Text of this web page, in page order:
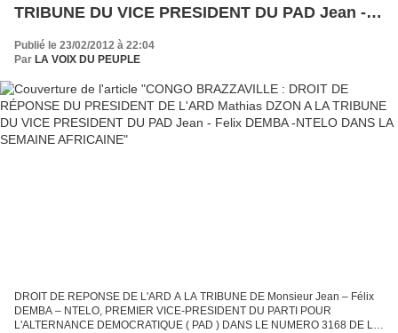
TRIBUNE DU VICE PRESIDENT DU PAD Jean -
AFRICAINE
Publié le 23/02/2012 à 22:04
Par LA VOIX DU PEUPLE
DROIT DE REPONSE DE L'ARD A LA TRIBUNE DE Monsieur Jean – Félix
DEMBA – NTELO, PREMIER VICE-PRESIDENT DU PARTI POUR
L'ALTERNANCE DEMOCRATIQUE ( PAD ) DANS LE NUMERO 3168 DE LA